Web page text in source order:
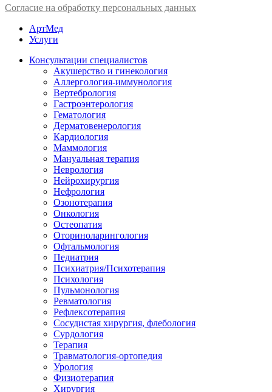
Согласие на обработку персональных данных
АртМед
Услуги
Консультации специалистов
Акушерство и гинекология
Аллергология-иммунология
Вертебрология
Гастроэнтерология
Гематология
Дерматовенерология
Кардиология
Маммология
Мануальная терапия
Неврология
Нейрохирургия
Нефрология
Озонотерапия
Онкология
Остеопатия
Оториноларингология
Офтальмология
Педиатрия
Психиатрия/Психотерапия
Психология
Пульмонология
Ревматология
Рефлексотерапия
Сосудистая хирургия, флебология
Сурдология
Терапия
Травматология-ортопедия
Урология
Физиотерапия
Хирургия